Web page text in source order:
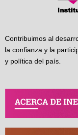
Contribuimos al
la confianza y la
y política del país.